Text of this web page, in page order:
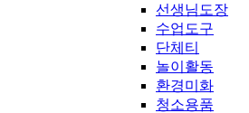
선생님도장
수업도구
단체티
놀이활동
환경미화
청소용품